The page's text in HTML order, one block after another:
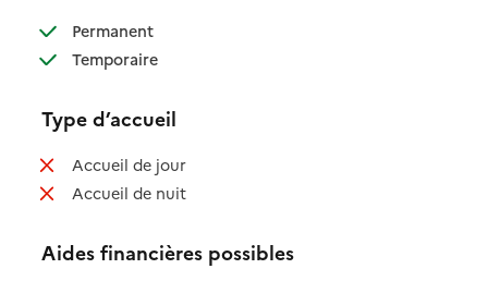
Permanent: disponible
Temporaire: disponible
Type d’accueil
Accueil de jour: non disponible
Accueil de nuit: non disponible
Aides financières possibles